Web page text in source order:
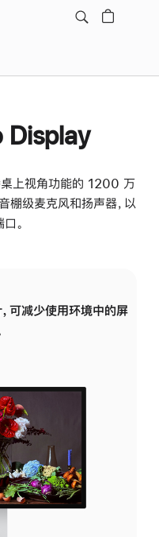
Display
上视角功能的 1200 万
级麦克风和扬声器，以
。
可减少使用环境中的屏